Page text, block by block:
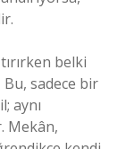
belki
sadece bir
aynı
Mekân,